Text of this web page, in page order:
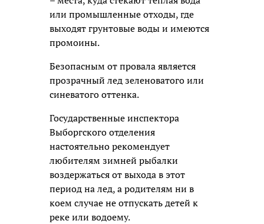
или промышленные отходы, где
выходят грунтовые воды и имеются
промоины.
Безопасным от провала является
прозрачный лед зеленоватого или
синеватого оттенка.
Государственные инспектора
Выборгского отделения
настоятельно рекомендует
любителям зимней рыбалки
воздержаться от выхода в этот
период на лед, а родителям ни в
коем случае не отпускать детей к
реке или водоему.